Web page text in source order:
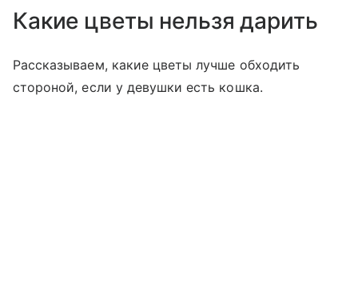
Какие цветы нельзя дарить
Рассказываем, какие цветы лучше обходить
стороной, если у девушки есть кошка.